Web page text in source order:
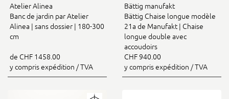
Atelier Alinea
Banc de jardin par Atelier
Alinea | sans dossier | 180-300
cm
de CHF 1458.00
y compris expédition / TVA
Bättig manufakt
Bättig Chaise longue modèle
21a de Manufakt | Chaise
longue double avec
accoudoirs
CHF 940.00
y compris expédition / TVA